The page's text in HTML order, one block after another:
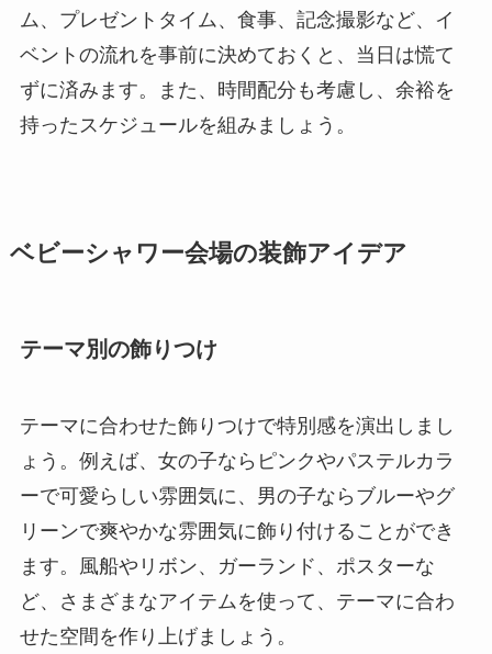
ム、プレゼントタイム、食事、記念撮影など、イ
ベントの流れを事前に決めておくと、当日は慌て
ずに済みます。また、時間配分も考慮し、余裕を
持ったスケジュールを組みましょう。
ベビーシャワー会場の装飾アイデア
テーマ別の飾りつけ
テーマに合わせた飾りつけで特別感を演出しまし
ょう。例えば、女の子ならピンクやパステルカラ
ーで可愛らしい雰囲気に、男の子ならブルーやグ
リーンで爽やかな雰囲気に飾り付けることができ
ます。風船やリボン、ガーランド、ポスターな
ど、さまざまなアイテムを使って、テーマに合わ
せた空間を作り上げましょう。